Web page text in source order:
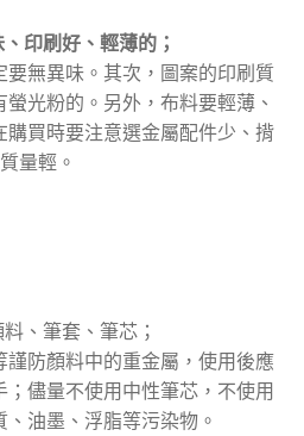
印刷好、輕薄的；
無異味。其次，圖案的印刷質
光粉的。另外，布料要輕薄、
買時要注意選金屬配件少、揹
量輕。
、筆套、筆芯；
防顏料中的重金屬，使用後應
儘量不使用中性筆芯，不使用
油墨、浮脂等污染物。